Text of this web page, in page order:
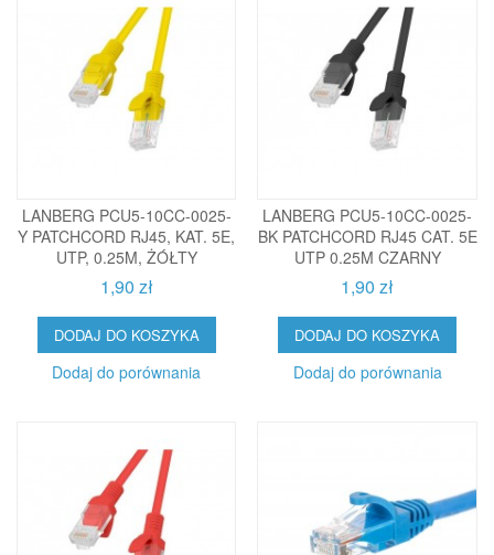
LANBERG PCU5-10CC-0025-
Y PATCHCORD RJ45, KAT. 5E,
UTP, 0.25M, ŻÓŁTY
1,90 zł
DODAJ DO KOSZYKA
Dodaj do porównania
LANBERG PCU5-10CC-0025-
BK PATCHCORD RJ45 CAT. 5E
UTP 0.25M CZARNY
1,90 zł
DODAJ DO KOSZYKA
Dodaj do porównania